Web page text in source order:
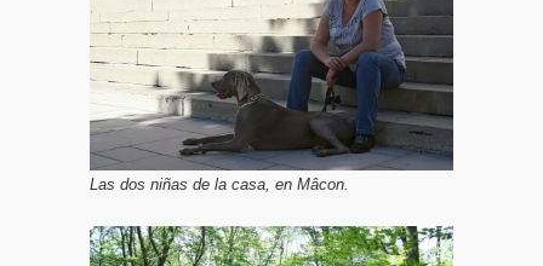
Las dos niñas de la casa, en Mâcon.